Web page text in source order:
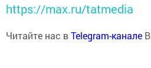
https://max.ru/tatmedia
Читайте нас вTelegram-канале